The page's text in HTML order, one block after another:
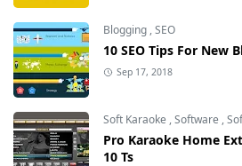
Blogging ,SEO
10 SEO Tips For New
Sep 17, 2018
Soft Karaoke ,Software ,
Pro Karaoke Home
10 Ts